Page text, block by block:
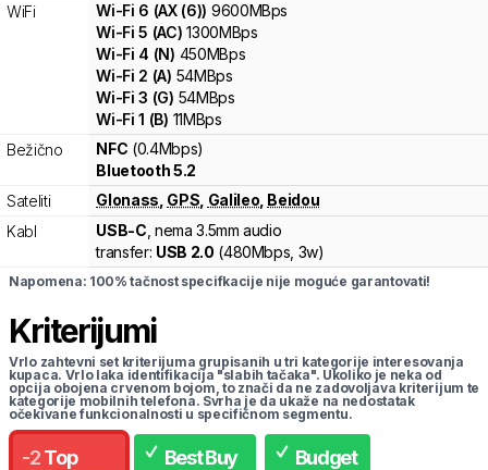
WiFi
Wi-Fi 6 (AX (6)) 9600MBps
Wi-Fi5 (AC) 1300MBps
Wi-Fi 4 (N) 450MBps
Wi-Fi 2 (A) 54MBps
Wi-Fi3 (G) 54MBps
Wi-Fi1 (B) 11MBps
Bežično
NFC (0.4Mbps)
Bluetooth 5.2
Sateliti
Glonass GPS Galileo Beidou
Kabl
USB-C , nema 3.5mm audio
transfer: USB 2.0 (480Mbps, 3w)
Napomena: 100% tačnost specifkacije nije moguće garantovati!
Kriterijumi
Vrlo zahtevni set kriterijuma grupisanih u tri kategorije interesovanja
kupaca. Vrlo laka identifikacija "slabih tačaka". Ukoliko je neka od
opcija obojena crvenom bojom, to znači da ne zadovoljava kriterijum te
kategorije mobilnih telefona. Svrha je da ukaže na nedostatak
očekivane funkcionalnosti u specifičnom segmentu.
-2 Top Best Buy Budget